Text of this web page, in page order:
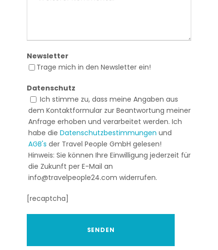
Newsletter
Trage mich in den Newsletter ein!
Datenschutz
Ich stimme zu, dass meine Angaben aus
dem Kontaktformular zur Beantwortung meiner
Anfrage erhoben und verarbeitet werden. Ich
habe die Datenschutzbestimmungen und
AGB's der Travel People GmbH gelesen!
Hinweis: Sie können Ihre Einwilligung jederzeit für
die Zukunft per E-Mail an
info@travelpeople24.com widerrufen.
[recaptcha]